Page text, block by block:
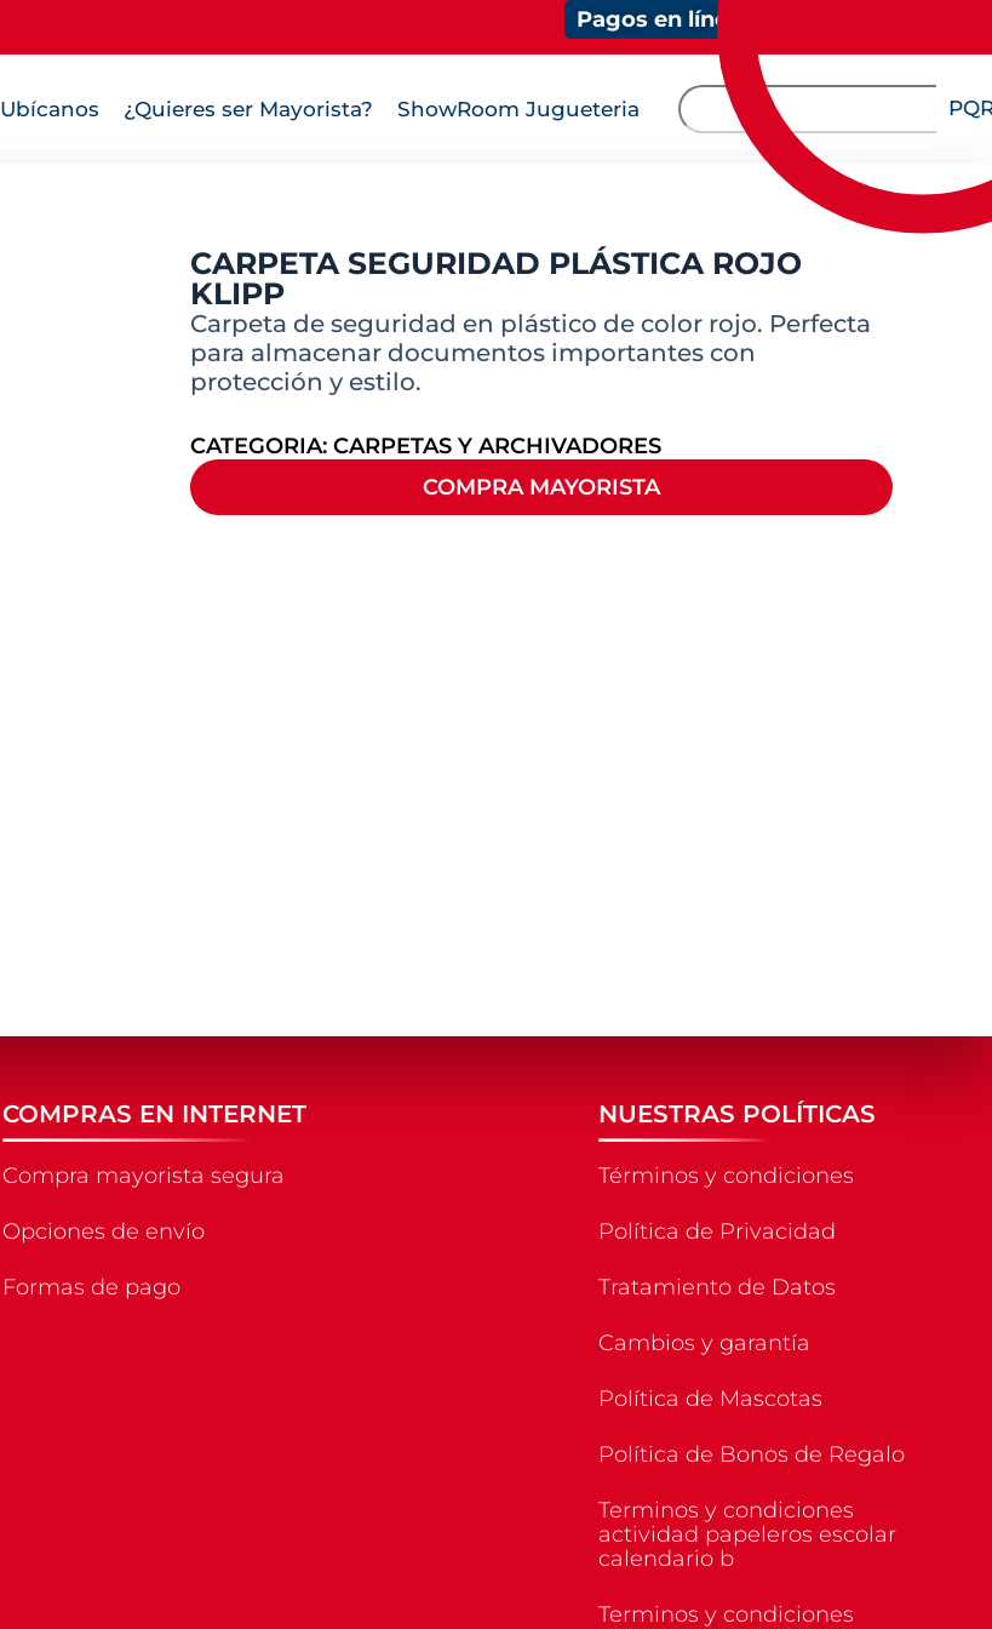
Pagos en línea
Ubícanos ¿Quieres ser Mayorista? ShowRoom Jugueteria
CARPETA SEGURIDAD PLÁSTICA ROJO
KLIPP
Carpeta de seguridad en plástico de color rojo. Perfecta
para almacenar documentos importantes con
protección y estilo.
CATEGORIA: CARPETAS Y ARCHIVADORES
COMPRA MAYORISTA
COMPRAS EN INTERNET
Compra mayorista segura
Opciones de envío
Formas de pago
NUESTRAS POLÍTICAS
Términos y condiciones
Política de Privacidad
Tratamiento de Datos
Cambios y garantía
Política de Mascotas
Política de Bonos de Regalo
Terminos y condiciones
actividad papeleros escolar
calendario b
Terminos y condiciones